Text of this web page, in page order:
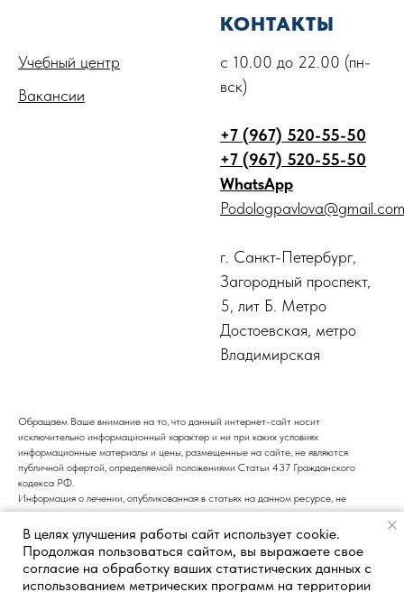
Учебный центр
Вакансии
КОНТАКТЫ
с 10.00 до 22.00 (пн-
вск)
+7 (967) 520-55-50
+7 (967) 520-55-50
WhatsApp
Podologpavlova@gmail.com
г. Санкт-Петербург,
Загородный проспект,
5, лит Б. Метро
Достоевская, метро
Владимирская
Обращаем Ваше внимание на то, что данный интернет-сайт носит
исключительно информационный характер и ни при каких условиях
информационные материалы и цены, размещенные на сайте, не являются
публичной офертой, определяемой положениями Статьи 437 Гражданского
кодекса РФ.
Информация о лечении, опубликованная в статьях на данном ресурсе, не
является подтверждением того, что центр подологии и педикюра оказывает
медицинские услуги. Все медицинские услуги должны предоставляться только
после консультации с врачом. Рекомендуем обращаться к специалистам для
получения профессиональной консультации и назначения соответствующего
лечения.
В целях улучшения работы сайт использует cookie.
Продолжая пользоваться сайтом, вы выражаете свое
согласие на обработку ваших статистических данных с
использованием метрических программ на территории